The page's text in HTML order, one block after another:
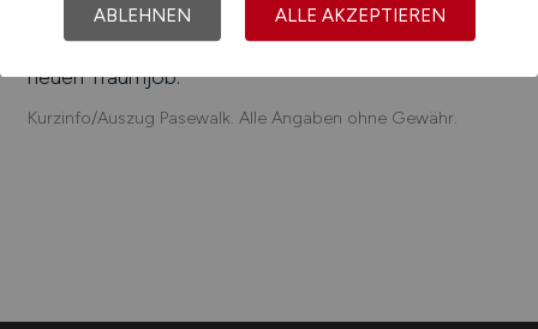
Machen Sie den nächsten Schritt auf der
Karriereleiter – auf unsere Jobbörse finden Sie ihren
neuen Traumjob.
Kurzinfo/Auszug Pasewalk. Alle Angaben ohne Gewähr.
ABLEHNEN ALLE AKZEPTIEREN